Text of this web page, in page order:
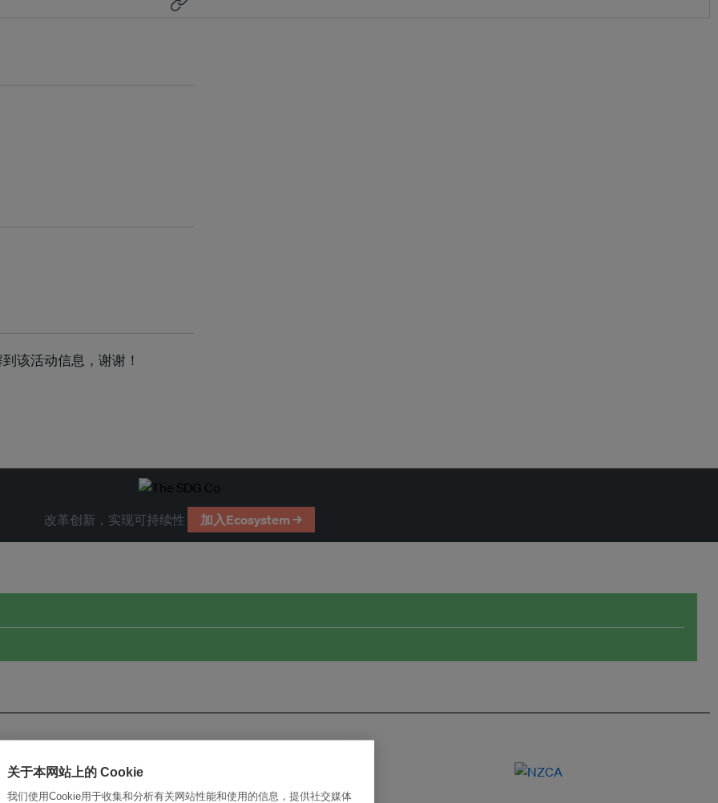
该活动信息，谢谢！
改革创新，实现可持续性 加入Ecosystem →
关于本网站上的 Cookie
我们使用Cookie用于收集和分析有关网站性能和使用的信息，提供社交媒体